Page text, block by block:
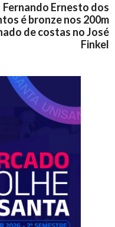
Fernando Ernesto dos
é bronze nos 200m
de costas no José
Finkel